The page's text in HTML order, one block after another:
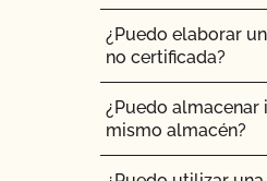
¿Cómo puedo
¿Cómo interpreto
inspección?
¿Cómo puedo
proveedor es
¿Puedo elaborar
no certificada?
¿Puedo
mismo almacén?